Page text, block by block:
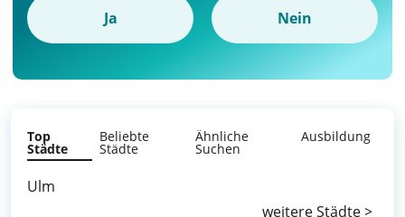
Ja Nein
Top
Städte
Beliebte
Städte
Ähnliche
Suchen
Ausbildung
Ulm
weitere Städte >